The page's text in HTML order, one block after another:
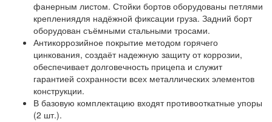
фанерным листом. Стойки бортов оборудованы петлями
креплениядля надёжной фиксации груза. Задний борт
оборудован съёмными стальными тросами.
Антикоррозийное покрытие методом горячего
цинкования, создаёт надежную защиту от коррозии,
обеспечивает долговечность прицепа и служит
гарантией сохранности всех металлических элементов
конструкции.
В базовую комплектацию входят противооткатные упоры
(2 шт.).